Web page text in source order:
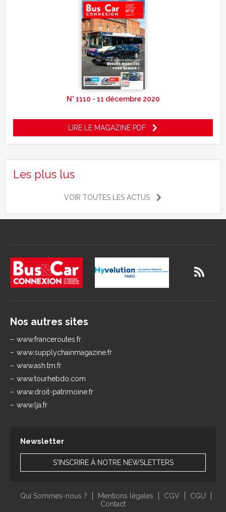
N° 1110 - 11 décembre 2020
LIRE LE MAGAZINE PDF
Les plus lus
VOIR TOUTES LES ACTUS
Nos autres sites
www.franceroutes.fr
www.supplychainmagazine.fr
www.ash.tm.fr
www.tourhebdo.com
www.droit-patrimoine.fr
www.lja.fr
Newsletter
S'INSCRIRE À NOTRE NEWSLETTERS
Qui Sommes-nous ? Mentions légales CGV
CGU
Contact